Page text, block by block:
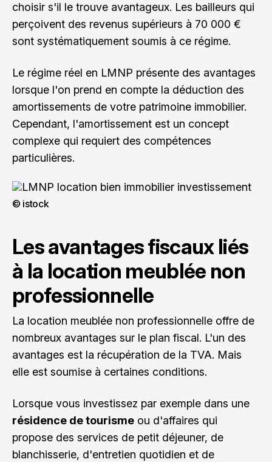
choisir s'il le trouve avantageux. Les bailleurs qui
perçoivent des revenus supérieurs à 70 000 €
sont systématiquement soumis à ce régime.
Le régime réel en LMNP présente des avantages
lorsque l'on prend en compte la déduction des
amortissements de votre patrimoine immobilier.
Cependant, l'amortissement est un concept
complexe qui requiert des compétences
particulières.
© istock
Les avantages fiscaux liés
à la location meublée non
professionnelle
La location meublée non professionnelle offre de
nombreux avantages sur le plan fiscal. L'un des
avantages est la récupération de la TVA. Mais
elle est soumise à certaines conditions.
Lorsque vous investissez par exemple dans une
résidence de tourisme ou d'affaires qui
propose des services de petit déjeuner, de
blanchisserie, d'entretien quotidien et de